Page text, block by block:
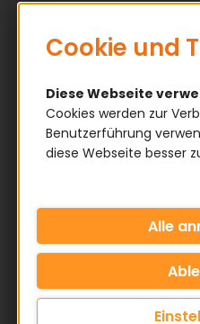
Cookie und
Diese Webseite
Cookies werden zur
Benutzerführung
diese Webseite besser